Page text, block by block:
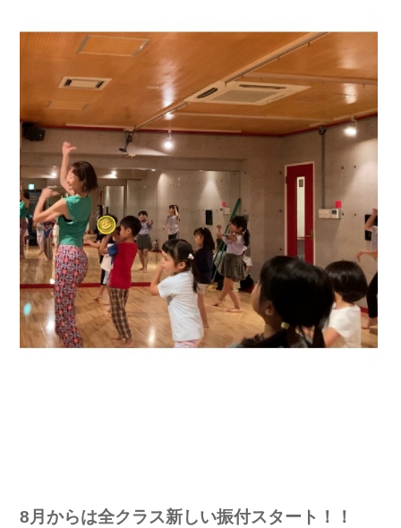
8月からは全クラス新しい振付スタート！！